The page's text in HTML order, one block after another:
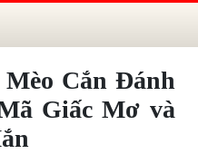
Cắn Đánh
Giấc Mơ và